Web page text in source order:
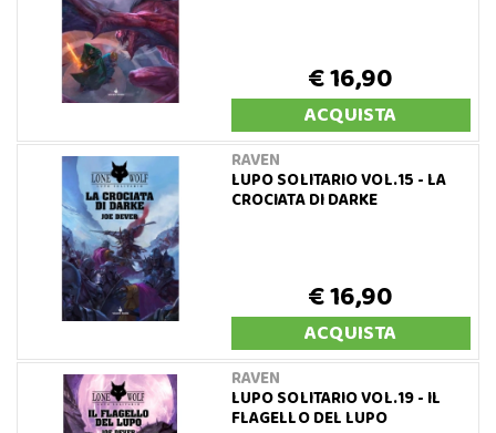
€ 16,90
ACQUISTA
RAVEN
LUPO SOLITARIO VOL.15 - LA
CROCIATA DI DARKE
€ 16,90
ACQUISTA
RAVEN
LUPO SOLITARIO VOL.19 - IL
FLAGELLO DEL LUPO